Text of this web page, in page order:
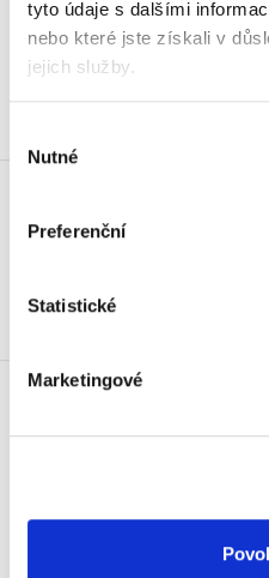
tyto údaje s dalšími
nebo které jste získali v
jejich služby.
souhlasu
Nutné
Preferenční
Statistické
Marketingové
29 Kč
35,09 Kč vč. DPH
25,41 Kč vč. DPH
Papír
39 Kč
Koupit